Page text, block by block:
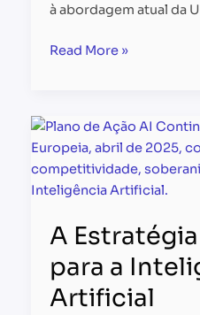
à abordagem atual da
Read More »
A
para a
Artificial
A
Estratégia
da
Europa
a
Artificial